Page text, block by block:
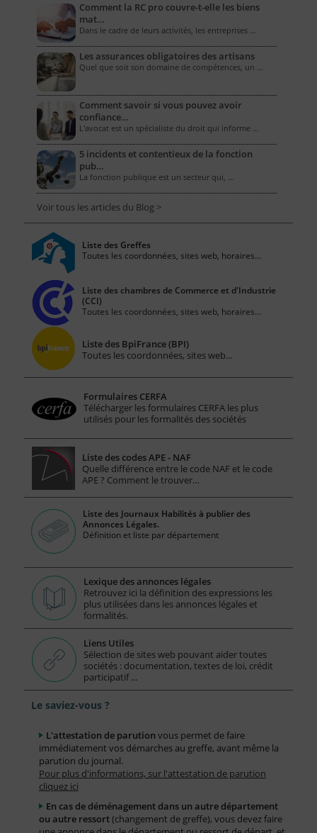
Comment la RC pro couvre-t-elle les biens
mat…
Dans le cadre de leurs activités, les entreprises …
Les assurances obligatoires des artisans
Quel que soit son domaine de compétences, un …
Comment savoir si vous pouvez avoir
confiance…
L'avocat est un spécialiste du droit qui informe …
5 incidents et contentieux de la fonction
pub…
La fonction publique est un secteur qui, …
Voir tous les articles du Blog >
Liste des Greffes
Toutes les coordonnées, sites web, horaires...
Liste des chambres de Commerce et d'Industrie
(CCI)
Toutes les coordonnées, sites web, horaires...
Liste des BpiFrance (BPI)
Toutes les coordonnées, sites web...
Formulaires CERFA
Télécharger les formulaires CERFA les plus
utilisés pour les formalités des sociétés
Liste des codes APE - NAF
Quelle différence entre le code NAF et le code
APE ? Comment le trouver…
Liste des Journaux Habilités à publier des
Annonces Légales.
Définition et liste par département
Lexique des annonces légales
Retrouvez ici la définition des expressions les
plus utilisées dans les annonces légales et
formalités.
Liens Utiles
Sélection de sites web pouvant aider toutes
sociétés : documentation, textes de loi, crédit
participatif ...
Le saviez-vous ?
L'attestation de parution vous permet de faire
immédiatement vos démarches au greffe, avant même la
parution du journal.
Pour plus d'informations, sur l'attestation de parution
cliquez ici
En cas de déménagement dans un autre département
ou autre ressort(changement de greffe), vous devez faire